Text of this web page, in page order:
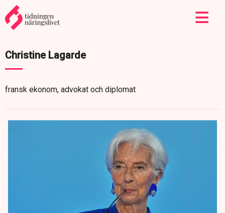
Christine Lagarde
fransk ekonom, advokat och diplomat